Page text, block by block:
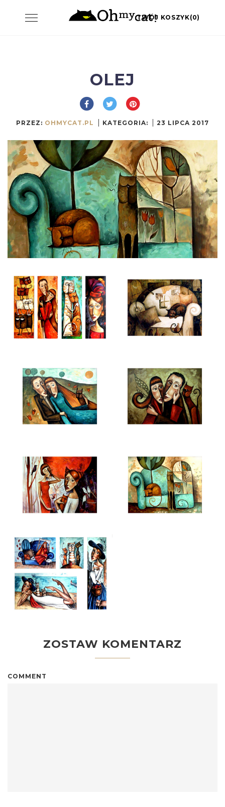
Toggle TWÓJ KOSZYK(0)
OLEJ
PRZEZ: OHMYCAT.PL KATEGORIA: 23 LIPCA 2017
ZOSTAW KOMENTARZ
COMMENT